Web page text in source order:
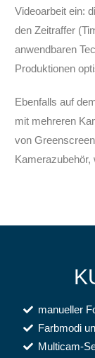
Videoarbeit ein:
den Zeitraffer
anwendbaren
Produktionen
Ebenfalls auf
mit mehreren
von
Kamerazubehör,
manueller
Farbmodi
Multicam-